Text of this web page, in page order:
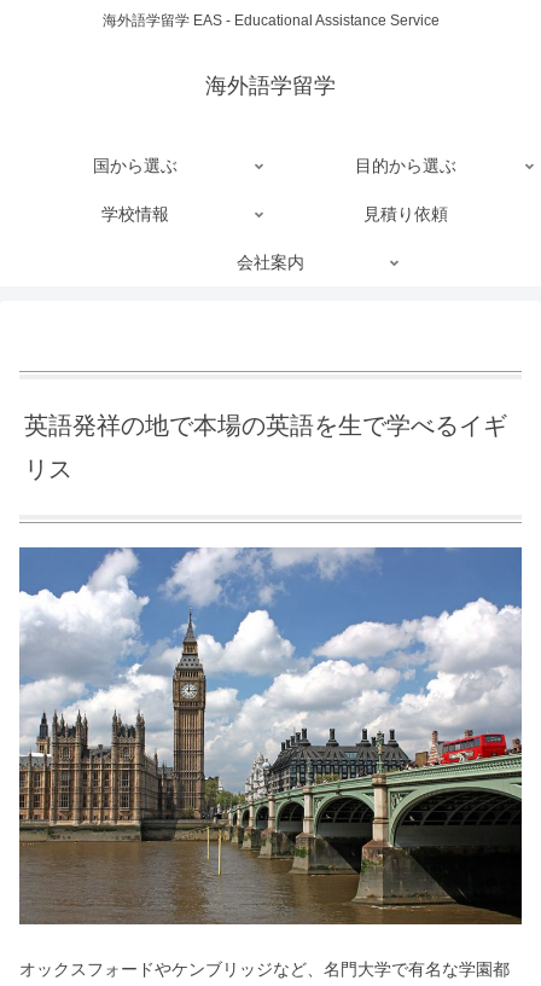
海外語学留学 EAS - Educational Assistance Service
海外語学留学
国から選ぶ 目的から選ぶ
学校情報 見積り依頼
会社案内
英語発祥の地で本場の英語を生で学べるイギ
リス
オックスフォードやケンブリッジなど、名門大学で有名な学園都